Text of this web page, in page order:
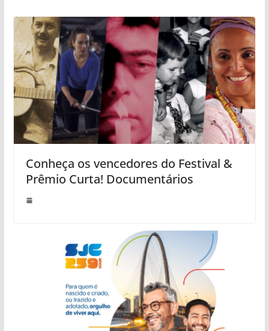
Conheça os vencedores do Festival &
Prêmio Curta! Documentários